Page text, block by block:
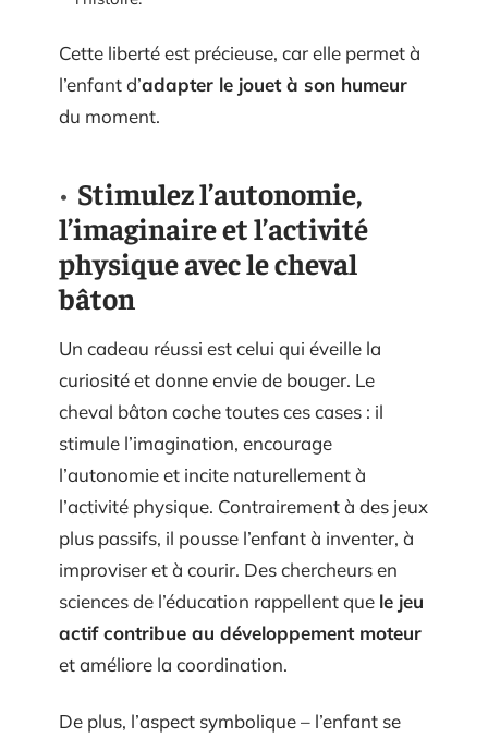
Cette liberté est précieuse, car elle permet à
l’enfant d’adapter le jouet à son humeur
du moment.
Stimulez l’autonomie,
l’imaginaire et l’activité
physique avec le cheval
bâton
Un cadeau réussi est celui qui éveille la
curiosité et donne envie de bouger. Le
cheval bâton coche toutes ces cases : il
stimule l’imagination, encourage
l’autonomie et incite naturellement à
l’activité physique. Contrairement à des jeux
plus passifs, il pousse l’enfant à inventer, à
improviser et à courir. Des chercheurs en
sciences de l’éducation rappellent que le jeu
actif contribue au développement moteur
et améliore la coordination.
De plus, l’aspect symbolique – l’enfant se